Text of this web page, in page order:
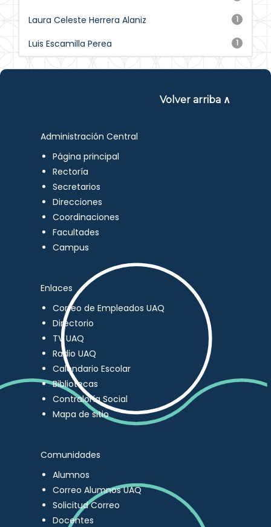
1
Laura Celeste Herrera Alaniz
1
Luis Escamilla Perea
Volver arriba ∧
Administración Central
Página principal
Rectoría
Secretarios
Direcciones
Coordinaciones
Facultades
Campus
Enlaces
Correo de Empleados UAQ
Directorio
TV UAQ
Radio UAQ
Calendario Escolar
Bibliotecas
Contraloría Social
Mapa de sitio
Comunidades
Alumnos
Correo Alumnos UAQ
Solicitud Correo
Docentes